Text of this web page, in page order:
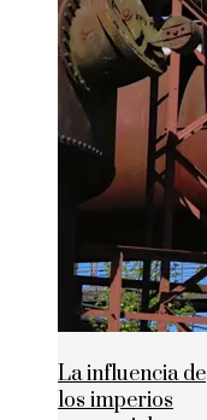
La influencia de
los imperios